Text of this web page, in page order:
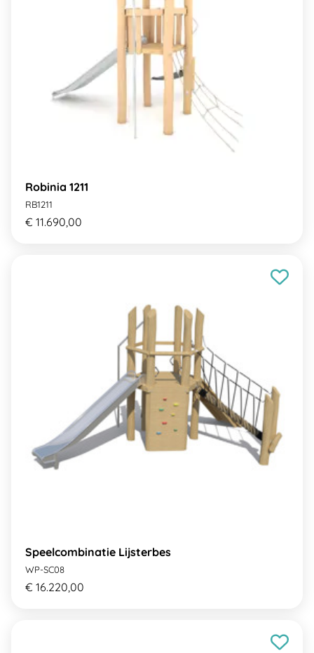
Robinia 1211
RB1211
€ 11.690,00
Speelcombinatie Lijsterbes
WP-SC08
€ 16.220,00